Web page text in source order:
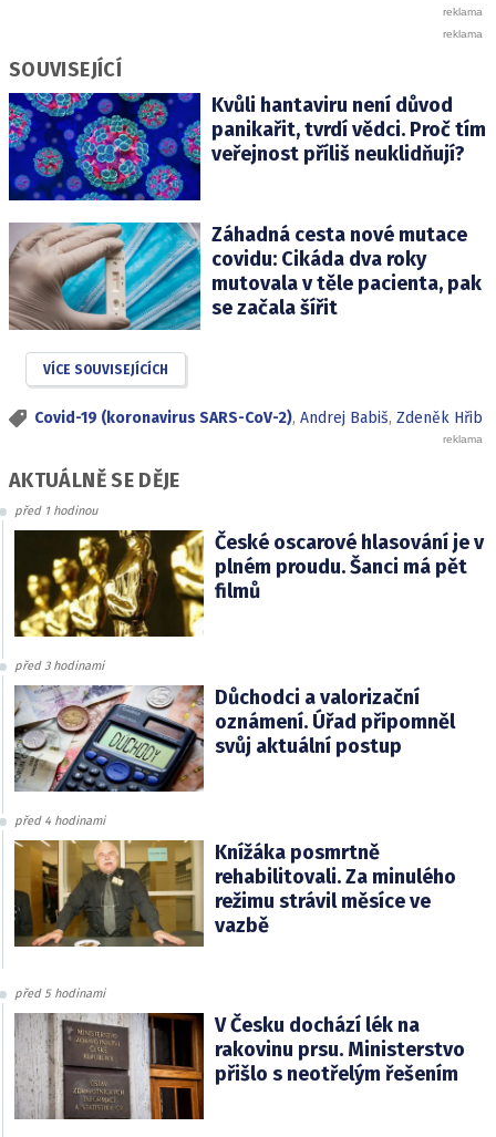
SOUVISEJÍCÍ
Kvůli hantaviru není důvod
panikařit, tvrdí vědci. Proč tím
veřejnost příliš neuklidňují?
Záhadná cesta nové mutace
covidu: Cikáda dva roky
mutovala v těle pacienta, pak
se začala šířit
VÍCE SOUVISEJÍCÍCH
Covid-19 (koronavirus SARS-CoV-2), Andrej Babiš, Zdeněk Hřib
AKTUÁLNĚ SE DĚJE
před 1 hodinou
České oscarové hlasování je v
plném proudu. Šanci má pět
filmů
před 3 hodinami
Důchodci a valorizační
oznámení. Úřad připomněl
svůj aktuální postup
před 4 hodinami
Knížáka posmrtně
rehabilitovali. Za minulého
režimu strávil měsíce ve
vazbě
před 5 hodinami
V Česku dochází lék na
rakovinu prsu. Ministerstvo
přišlo s neotřelým řešením